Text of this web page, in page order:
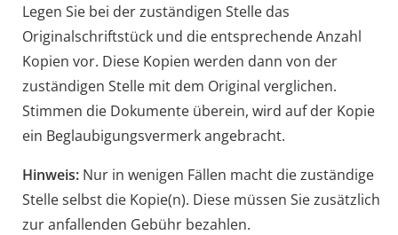
Legen Sie bei der zuständigen Stelle das
Originalschriftstück und die entsprechende Anzahl
Kopien vor. Diese Kopien werden dann von der
zuständigen Stelle mit dem Original verglichen.
Stimmen die Dokumente überein, wird auf der Kopie
ein Beglaubigungsvermerk angebracht.
Hinweis:Nur in wenigen Fällen macht die zuständige
Stelle selbst die Kopie(n). Diese müssen Siezusätzlich
zur anfallenden Gebühr bezahlen.